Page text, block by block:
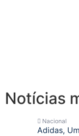
Notícias
Nacional
Adidas,